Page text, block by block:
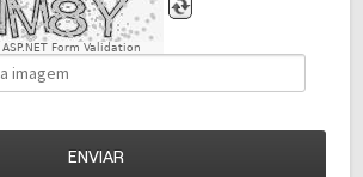
ASP.NET Form Validation
ENVIAR